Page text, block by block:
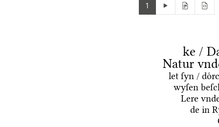
1
ke /
Natur
let ſyn /
wyſen
Lere
de in